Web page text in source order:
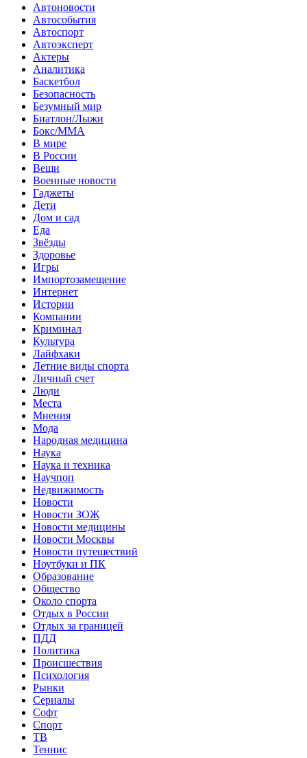
Автоновости
Автособытия
Автоспорт
Автоэксперт
Актеры
Аналитика
Баскетбол
Безопасность
Безумный мир
Биатлон/Лыжи
Бокс/MMA
В мире
В России
Вещи
Военные новости
Гаджеты
Дети
Дом и сад
Еда
Звёзды
Здоровье
Игры
Импортозамещение
Интернет
Истории
Компании
Криминал
Культура
Лайфхаки
Летние виды спорта
Личный счет
Люди
Места
Мнения
Мода
Народная медицина
Наука
Наука и техника
Научпоп
Недвижимость
Новости
Новости ЗОЖ
Новости медицины
Новости Москвы
Новости путешествий
Ноутбуки и ПК
Образование
Общество
Около спорта
Отдых в России
Отдых за границей
ПДД
Политика
Происшествия
Психология
Рынки
Сериалы
Софт
Спорт
ТВ
Теннис